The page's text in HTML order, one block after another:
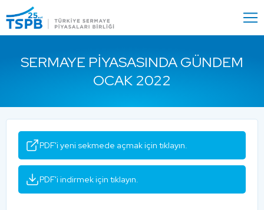
Close
SERMAYE PIYASASINDA GÜNDEM
OCAK 2022
PDF'i yeni sekmede açmak için tıklayın.
PDF'i indirmek için tıklayın.